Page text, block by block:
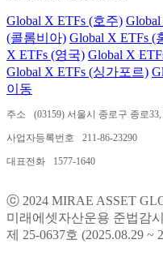
Global X ETFs (호주)
(콜롬비아) Global X ETFs (
X ETFs (영국) Global X
Global X ETFs (싱가포르)
이동
주소 (03159) 서울시 종로구 종로33,
사업자등록번호 211-86-23290
대표전화 1577-1640
ⓒ 2024 MIRAE ASSET
미래에셋자산운용 준법감
제 25-0637호 (2025.08.29 ~